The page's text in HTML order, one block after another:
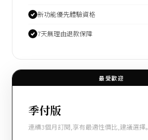
新功能優先體驗資格
7天無理由退款保障
最受歡迎
季付版
連續3個月訂閱,享有最適性價比,建議選擇。